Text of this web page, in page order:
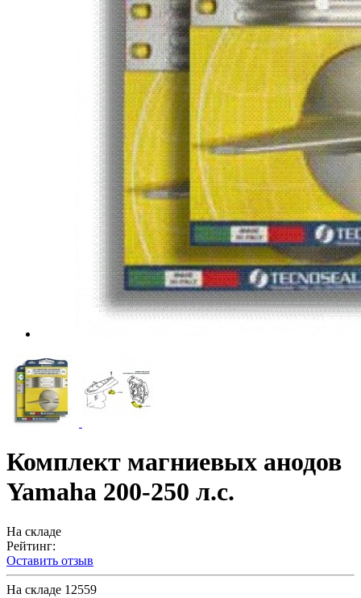
Комплект магниевых анодов
Yamaha 200-250 л.с.
На складе
Рейтинг:
Оставить отзыв
На складе 12559